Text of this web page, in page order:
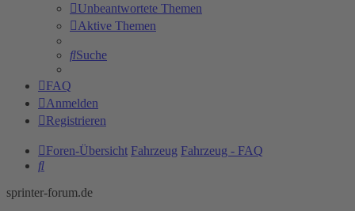
Unbeantwortete Themen
Aktive Themen
Suche
FAQ
Anmelden
Registrieren
Foren-Übersicht Fahrzeug Fahrzeug - FAQ
Suche
sprinter-forum.de